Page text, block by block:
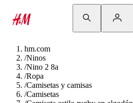
hm.com
/Ninos
/Nino 2 8a
/Ropa
/Camisetas y camisas
/Camisetas